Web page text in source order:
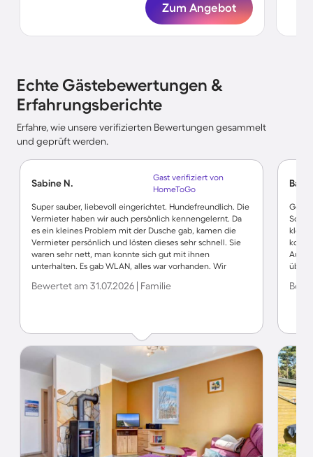
Zum Angebot
Echte Gästebewertungen &
Erfahrungsberichte
Erfahre, wie unsere verifizierten Bewertungen gesammelt
und geprüft werden.
Sabine N.
Gast verifiziert von
HomeToGo
Super sauber, liebevoll eingerichtet. Hundefreundlich. Die
Vermieter haben wir auch persönlich kennengelernt. Da
es ein kleines Problem mit der Dusche gab, kamen die
Vermieter persönlich und lösten dieses sehr schnell. Sie
waren sehr nett, man konnte sich gut mit ihnen
unterhalten. Es gab WLAN, alles war vorhanden. Wir
Bewertet am 31.07.2026 | Familie
klein
mehr